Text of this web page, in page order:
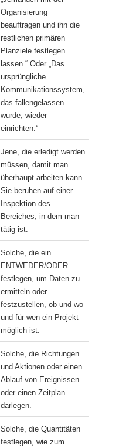
Organisierung
beauftragen und ihn die
restlichen primären
Planziele festlegen
lassen.“ Oder „Das
ursprüngliche
Kommunikationssystem,
das fallengelassen
wurde, wieder
einrichten.“
Jene, die erledigt werden
müssen, damit man
überhaupt arbeiten kann.
Sie beruhen auf einer
Inspektion des
Bereiches, in dem man
tätig ist.
Solche, die ein
ENTWEDER/ODER
festlegen, um Daten zu
ermitteln oder
festzustellen, ob und wo
und für wen ein Projekt
möglich ist.
Solche, die Richtungen
und Aktionen oder einen
Ablauf von Ereignissen
oder einen Zeitplan
darlegen.
Solche, die Quantitäten
festlegen, wie zum